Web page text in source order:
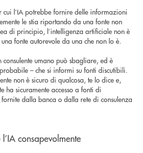
cui l’IA potrebbe fornire delle informazioni
le stia riportando da una fonte non
di principio, l’intelligenza artificiale non è
fonte autorevole da una che non lo è.
consulente umano può sbagliare, ed è
– che si informi su fonti discutibili.
non è sicuro di qualcosa, te lo dice e,
ha sicuramente accesso a fonti di
dalla banca o dalla rete di consulenza
consapevolmente